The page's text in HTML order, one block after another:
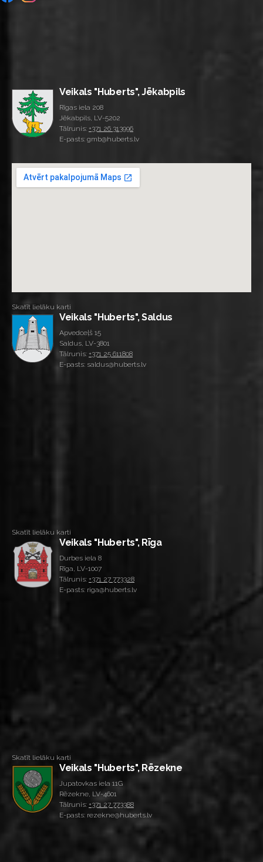
Veikals "Huberts", Jēkabpils
Rīgas iela 208
Jēkabpils, LV-5202
Tālrunis: +371 26 313996
E-pasts: gmb@huberts.lv
Skatīt lielāku karti
Veikals "Huberts", Saldus
Apvedceļš 15
Saldus, LV-3801
Tālrunis: +371 25 611808
E-pasts: saldus@huberts.lv
Skatīt lielāku karti
Veikals "Huberts", Rīga
Durbes iela 8
Rīga, LV-1007
Tālrunis: +371 27 773328
E-pasts: riga@huberts.lv
Skatīt lielāku karti
Veikals "Huberts", Rēzekne
Jupatovkas iela 11G
Rēzekne, LV-4601
Tālrunis: +371 27 773388
E-pasts: rezekne@huberts.lv